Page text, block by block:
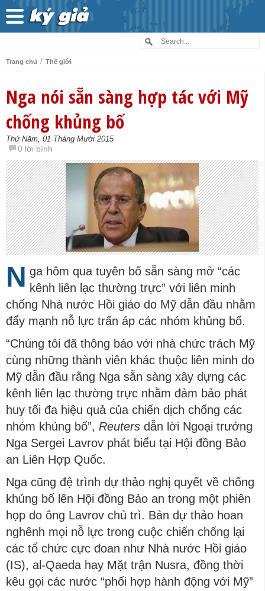
Trang chủ / Thế giới
Nga nói sẵn sàng hợp tác với Mỹ
chống khủng bố
Thứ Năm, 01 Tháng Mười 2015
0 lời bình
N ga hôm qua tuyên bố sẵn sàng mở “các
kênh liên lạc thường trực” với liên minh
chống Nhà nước Hồi giáo do Mỹ dẫn đầu nhằm
đẩy mạnh nỗ lực trấn áp các nhóm khủng bố.
“Chúng tôi đã thông báo với nhà chức trách Mỹ
cùng những thành viên khác thuộc liên minh do
Mỹ dẫn đầu rằng Nga sẵn sàng xây dựng các
kênh liên lạc thường trực nhằm đảm bảo phát
huy tối đa hiệu quả của chiến dịch chống các
nhóm khủng bố”, Reuters dẫn lời Ngoại trưởng
Nga Sergei Lavrov phát biểu tại Hội đồng Bảo
an Liên Hợp Quốc.
Nga cũng đệ trình dự thảo nghị quyết về chống
khủng bố lên Hội đồng Bảo an trong một phiên
họp do ông Lavrov chủ trì. Bản dự thảo hoan
nghênh mọi nỗ lực trong cuộc chiến chống lại
các tổ chức cực đoan như Nhà nước Hồi giáo
(IS), al-Qaeda hay Mặt trận Nusra, đồng thời
kêu gọi các nước “phối hợp hành động với Mỹ”